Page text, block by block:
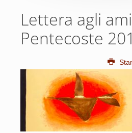
Lettera agli
Pentecoste